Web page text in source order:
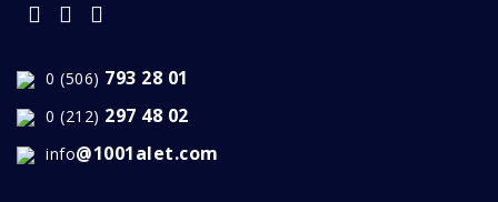
0 (506) 793 28 01
0 (212) 297 48 02
info@1001alet.com